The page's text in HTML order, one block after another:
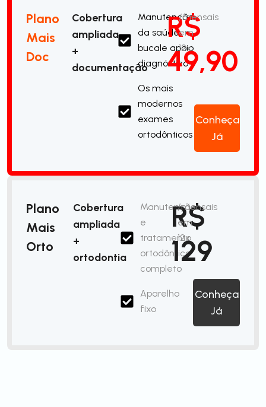
Plano
Mais
Doc
Cobertura
ampliada
+
documentação
Manutenção
da saúde
bucale apoio
diagnóstico
Os mais
modernos
exames
ortodônticos
R$
49,90
/mensais
em
12x
Conheça
Já
Plano
Mais
Orto
Cobertura
ampliada
+
ortodontia
Manutenção
e
tratamento
ortodôntico
completo
Aparelho
fixo
R$
129
/mensais
em
12x
Conheça
Já